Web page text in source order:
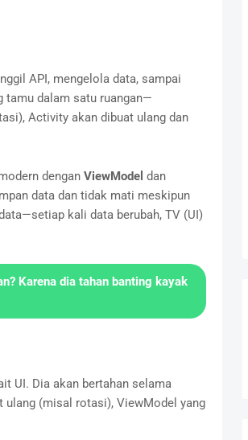
API, mengelola data, sampai
tamu dalam satu ruangan—
Activity akan dibuat ulang dan
dengan ViewModel dan
data dan tidak mati meskipun
kali data berubah, TV (UI)
Karena dia tahan banting kayak
UI. Dia akan bertahan selama
(misal rotasi), ViewModel yang